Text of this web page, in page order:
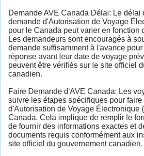
Demande AVE Canada Délai: Le délai
demande d'Autorisation de Voyage
pour le Canada peut varier en fonction
Les demandeurs sont encouragés à
demande suffisamment à l'avance
réponse avant leur date de voyage
peuvent être vérifiés sur le site officiel
canadien.
Faire Demande d'AVE Canada: Les
suivre les étapes spécifiques pour
d'Autorisation de Voyage Électronique
Canada. Cela implique de remplir le
de fournir des informations exactes et
documents requis conformément aux
site officiel du gouvernement canadien.